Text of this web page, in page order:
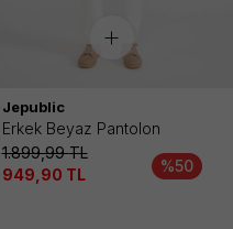
Jepublic
Erkek Beyaz Pantolon
1.899,99TL
949,90 TL %50